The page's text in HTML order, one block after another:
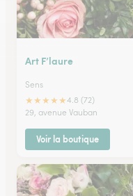
Art F’laure
Sens
★★★★★4.8 (72)
29, avenue Vauban
Voir la boutique